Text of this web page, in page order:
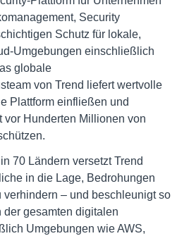
Security
Schutz für lokale,
Umgebungen einschließlich
globale
von Trend liefert wertvolle
Plattform einfließen und
vor Hunderten Millionen von
70 Ländern versetzt Trend
in die Lage, Bedrohungen
verhindern – und beschleunigt so
gesamten digitalen
Umgebungen wie AWS,